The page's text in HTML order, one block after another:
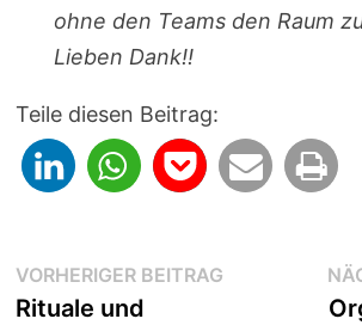
ohne den Teams den Raum
Lieben Dank!!
Teile diesen Beitrag:
Beitragsnavigation
VORHERIGER BEITRAG Vorheriger
Rituale und